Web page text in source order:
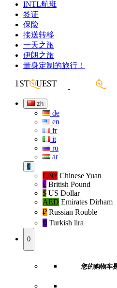
INTL航班
签证
保险
接送转移
一天之旅
伊朗之旅
量身定制的旅行！
zh
de
en
fr
it
ru
ar
€
CN¥ Chinese Yuan
£ British Pound
$ US Dollar
AED Emirates Dirham
₽‎ Russian Rouble
₺‎ Turkish lira
0
您的购物车